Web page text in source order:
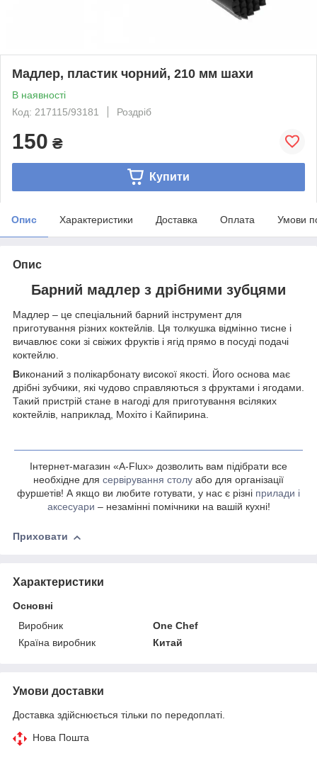
Мадлер, пластик чорний, 210 мм шахи
В наявності
Код: 217115/93181
Роздріб
150 ₴
Купити
Опис Характеристики Доставка Оплата Умови
Опис
Барний мадлер з дрібними зубцями
Мадлер – це спеціальний барний інструмент для
приготування різних коктейлів. Ця толкушка відмінно тисне і
вичавлює соки зі свіжих фруктів і ягід прямо в посуді подачі
коктейлю.
Виконаний з полікарбонату високої якості. Його основа має
дрібні зубчики, які чудово справляються з фруктами і ягодами.
Такий пристрій стане в нагоді для приготування всіляких
коктейлів, наприклад, Мохіто і Кайпирина.
Інтернет-магазин «A-Flux» дозволить вам підібрати все
необхідне для сервірування столу або для організації
фуршетів! А якщо ви любите готувати, у нас є різні прилади і
аксесуари – незамінні помічники на вашій кухні!
Приховати
Характеристики
Основні
Виробник
One Chef
Країна виробник
Китай
Умови доставки
Доставка здійснюється тільки по передоплаті.
Нова Пошта